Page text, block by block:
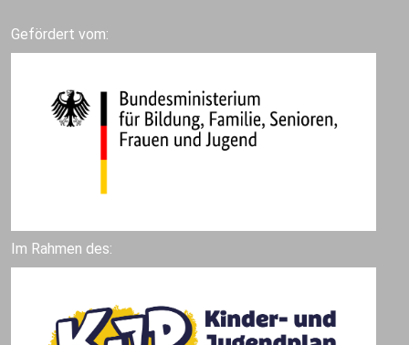
Gefördert vom:
Im Rahmen des: